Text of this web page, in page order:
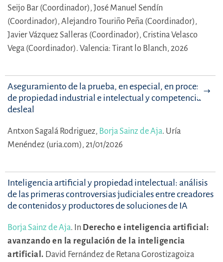
Seijo Bar (Coordinador), José Manuel Sendín
(Coordinador), Alejandro Touriño Peña (Coordinador),
Javier Vázquez Salleras (Coordinador), Cristina Velasco
Vega (Coordinador). Valencia: Tirant lo Blanch, 2026
Aseguramiento de la prueba, en especial, en procesos
de propiedad industrial e intelectual y competencia
desleal
Antxon Sagalá Rodriguez, Borja Sainz de Aja. Uría
Menéndez (uria.com), 21/01/2026
Inteligencia artificial y propiedad intelectual: análisis
de las primeras controversias judiciales entre creadores
de contenidos y productores de soluciones de IA
Borja Sainz de Aja. In Derecho e inteligencia artificial:
avanzando en la regulación de la inteligencia
artificial. David Fernández de Retana Gorostizagoiza